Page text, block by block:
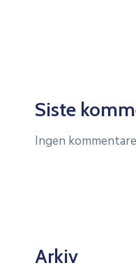
Siste
Ingen
Arkiv